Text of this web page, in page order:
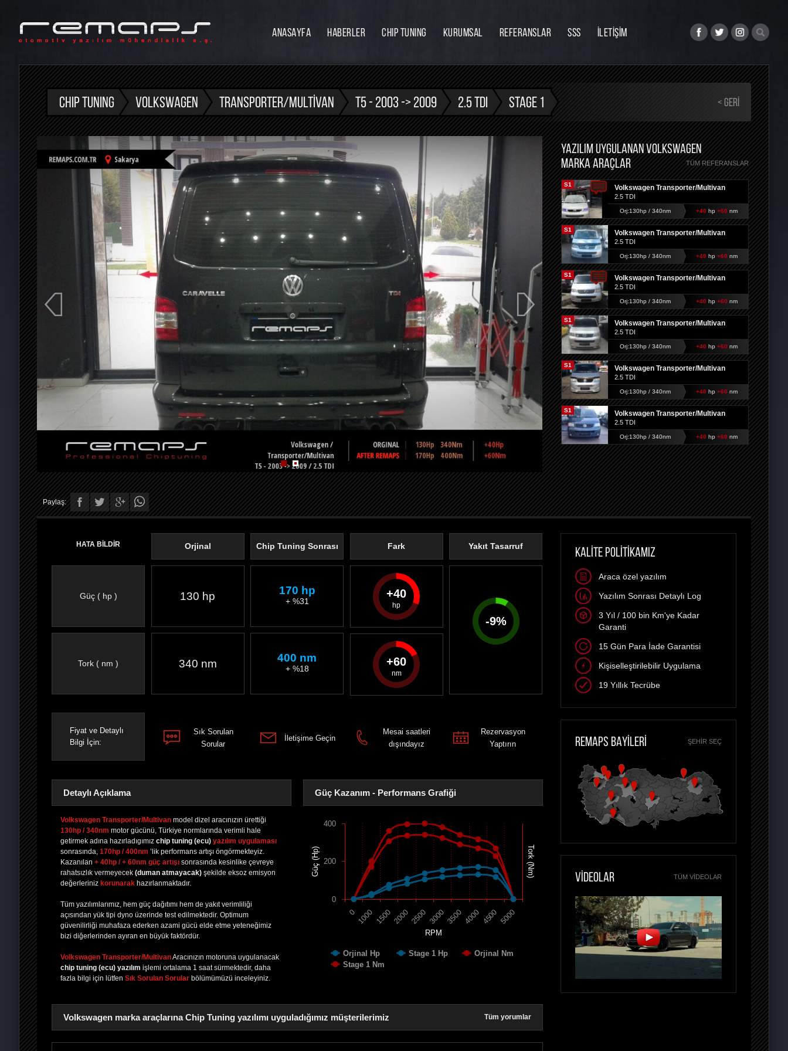
ANASAYFA HABERLER CHIP TUNING KURUMSAL
Ekibimiz
Eğitim
REFERANSLAR SSS İLETİŞİM
CHIP TUNING VOLKSWAGEN TRANSPORTER/MULTIVAN T5 - 2003 -> 2009 2.5 TDI STAGE 1 < GERI
YAZILIM UYGULANAN VOLKSWAGEN
MARKA ARAÇLAR
TÜM REFERANSLAR
S1 Volkswagen Transporter/Multivan
2.5 TDI
Orj:130hp / 340nm +40 hp +60 nm
S1 Volkswagen Transporter/Multivan
2.5 TDI
Orj:130hp / 340nm +40 hp +60 nm
S1 Volkswagen Transporter/Multivan
2.5 TDI
Orj:130hp / 340nm +40 hp +60 nm
S1 Volkswagen Transporter/Multivan
2.5 TDI
Orj:130hp / 340nm +40 hp +60 nm
S1 Volkswagen Transporter/Multivan
2.5 TDI
Orj:130hp / 340nm +40 hp +60 nm
S1 Volkswagen Transporter/Multivan
2.5 TDI
Orj:130hp / 340nm +40 hp +60 nm
Paylaş:
PAYLAŞPAYLAŞPLUS'TAPAYLAŞ
HATA BİLDİR
Güç ( hp )
Tork ( nm )
Orjinal
130 hp
340 nm
Chip Tuning Sonrası
170 hp
+ %31
400 nm
+ %18
Fark
40
60
Yakıt Tasarruf
-9%
Fiyat ve Detaylı
Bilgi İçin:
Sık Sorulan
Sorular
İletişime Geçin
Mesai saatleri
dışındayız
Rezervasyon
Yaptırın
Detaylı Açıklama
Volkswagen Transporter/Multivan model dizel aracınızın ürettiği
130hp / 340nm motor gücünü, Türkiye normlarında verimli hale
getirmek adına hazırladıgımız chip tuning (ecu) yazılım uygulaması
sonrasında, 170hp / 400nm ’lik performans artışı öngörmekteyiz.
Kazanılan + 40hp / + 60nm güç artışı sonrasında kesinlike çevreye
rahatsızlık vermeyecek (duman atmayacak) şekilde eksoz emisyon
değerleriniz korunarak hazırlanmaktadır.
Tüm yazılımlarımız, hem güç dağıtımı hem de yakıt verimliliği
açısından yük tipi dyno üzerinde test edilmektedir. Optimum
güvenilirliği muhafaza ederken azami gücü elde etme yeteneğimiz
bizi diğerlerinden ayıran en büyük faktördür.
Volkswagen Transporter/MultivanAracınızın motoruna uygulanacak
chip tuning (ecu) yazılım işlemi ortalama 1 saat sürmektedir, daha
fazla bilgi için lütfen Sık Sorulan Sorular bölümümüzü inceleyiniz.
Güç Kazanım - Performans Grafiği
RPM
Güç (Hp) Tork (Nm)
Orjinal Hp Stage 1 Hp
Orjinal Nm
Stage 1 Nm
0 1000 150020002500 30003500 4000 4500 5000
0
200
400
Volkswagen marka araçlarına Chip Tuning yazılımı uyguladığımız müşterilerimiz Tüm yorumlar
KALİTE POLİTİKAMIZ
Araca özel yazılım
Yazılım Sonrası Detaylı Log
3 Yıl / 100 bin Km'ye Kadar
Garanti
15 Gün Para İade Garantisi
Kişiselleştirilebilir Uygulama
19 Yıllık Tecrübe
REMAPS BAYİLERİ ŞEHIR SEÇ
VİDEOLAR TÜM VIDEOLAR